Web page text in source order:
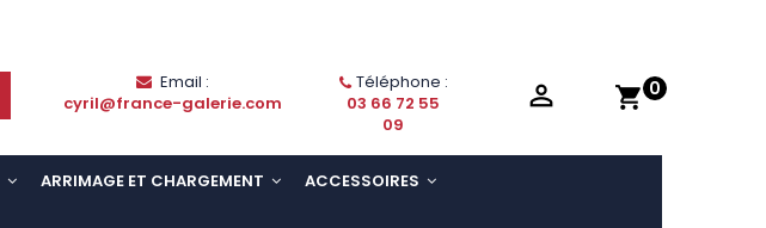
shopping_cart 0
Email :
cyril@france-galerie.com
Téléphone :
03 66 72 55
09

ARRIMAGE ET CHARGEMENT ACCESSOIRES